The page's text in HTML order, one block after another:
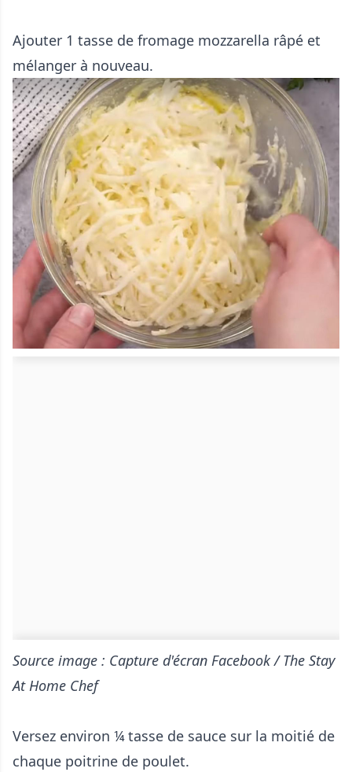
Ajouter 1 tasse de fromage mozzarella râpé et
mélanger à nouveau.
Source image : Capture d'écran Facebook / The Stay
At Home Chef
Versez environ ¼ tasse de sauce sur la moitié de
chaque poitrine de poulet.